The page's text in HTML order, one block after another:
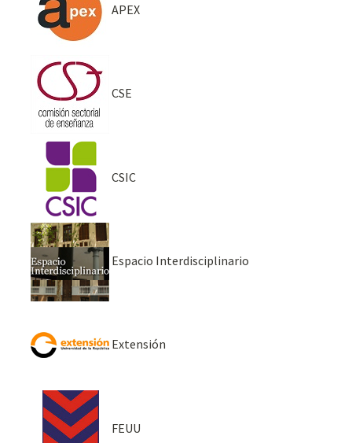
APEX
CSE
CSIC
Espacio Interdisciplinario
Extensión
FEUU